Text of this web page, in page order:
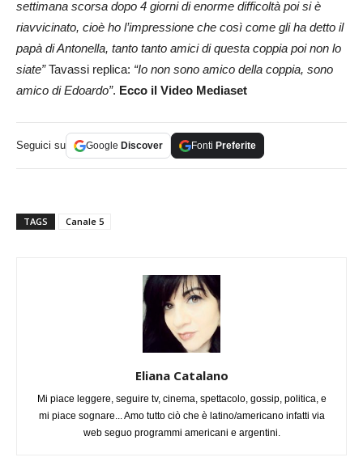
settimana scorsa dopo 4 giorni di enorme difficoltà poi si è
riavvicinato, cioè ho l’impressione che così come gli ha detto il
papà di Antonella, tanto tanto amici di questa coppia poi non lo
siate”Tavassi replica: “Io non sono amico della coppia, sono
amico di Edoardo”. Ecco il Video Mediaset
Seguici su Google Discover Fonti Preferite
TAGS Canale 5
Eliana Catalano
Mi piace leggere, seguire tv, cinema, spettacolo, gossip, politica, e
mi piace sognare... Amo tutto ciò che è latino/americano infatti via
web seguo programmi americani e argentini.